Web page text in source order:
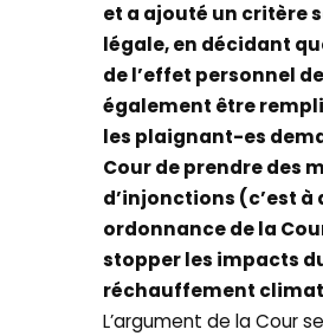
et a ajouté un critère
légale, en décidant
de l’effet personnel
également être
les plaignant-es
Cour de prendre des
d’injonctions (c’est à
ordonnance de la
stopper les impacts
réchauffement
L’argument de la Cour